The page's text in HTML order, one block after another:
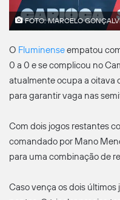
FOTO: MARCELO
O Fluminenseempatou
0 a 0 e se complicou no
atualmente ocupa a oitava
para garantir vaga nas
Com dois jogos restantes
comandado por Mano
para uma combinação de
Caso vença os dois últimos